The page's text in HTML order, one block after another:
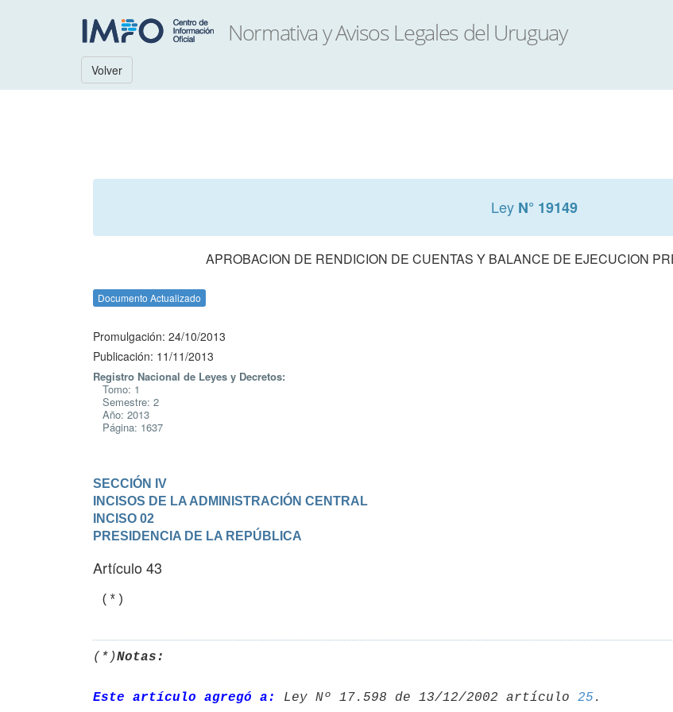
Volver
Ley N° 19149
APROBACION DE RENDICION DE CUENTAS Y BALANCE DE EJECUCION
Documento Actualizado
Promulgación: 24/10/2013
Publicación: 11/11/2013
Registro Nacional de Leyes y Decretos:
Tomo: 1
Semestre: 2
Año: 2013
Página: 1637
SECCIÓN IV
INCISOS DE LA ADMINISTRACIÓN CENTRAL
INCISO 02
PRESIDENCIA DE LA REPÚBLICA
Artículo 43
(*)
(*)Notas:
Este artículo agregó a: Ley Nº 17.598 de 13/12/2002 artículo 25